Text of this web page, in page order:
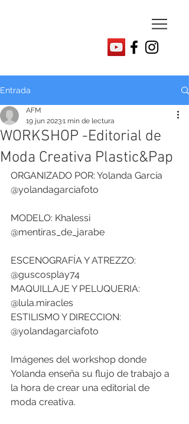
Entrada
WORKSHOP -Editorial de
Moda Creativa Plastic&Pap
AFM
19 jun 20231 min de lectura
ORGANIZADO POR: Yolanda García
@yolandagarciafoto
MODELO: Khalessi
@mentiras_de_jarabe
ESCENOGRAFÍA Y ATREZZO:
@guscosplay74
MAQUILLAJE Y PELUQUERIA:
@lula.miracles
ESTILISMO Y DIRECCION:
@yolandagarciafoto
Imágenes del workshop donde
Yolanda enseña su flujo de trabajo a
la hora de crear una editorial de
moda creativa.